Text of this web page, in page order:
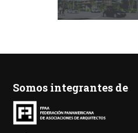
Somos integrantes de